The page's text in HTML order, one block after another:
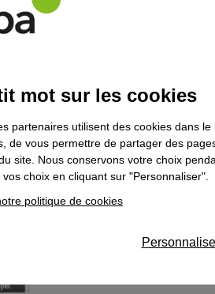
Poisy
Grenoble Pt de Claix
Hugo
DE CLAIX
mot sur les cookies
partenaires utilisent des cookies dans
de vous permettre de partager des
site. Nous conservons votre choix
choix en cliquant sur "Personnaliser".
politique de cookies